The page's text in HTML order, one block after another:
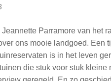
Parramore van het
ons mooie landgoed.
is in het leven
die stuk voor stuk